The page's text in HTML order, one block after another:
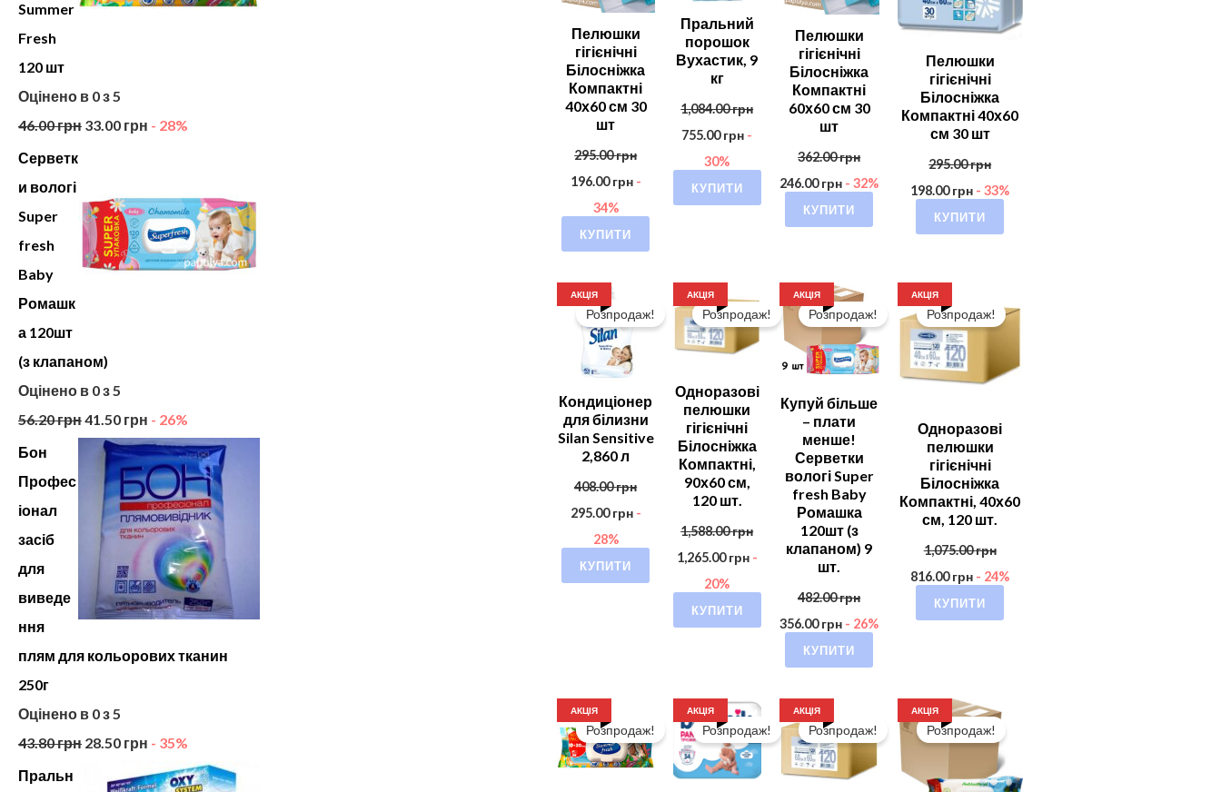
Summer
Fresh
120 шт
Оцінено в 0з 5
46.00грн 33.00 грн - 28%
Серветк
и вологі
Super
fresh
Baby
Ромашк
а 120шт
(з клапаном)
Оцінено в 0з 5
56.20грн41.50 грн - 26%
Бон
Профес
іонал
засіб
для
виведе
ння
плям для кольорових тканин
250г
Оцінено в 0з 5
43.80грн 28.50 грн - 35%
Пральн
Пелюшки
гігієнічні
Білосніжка
Компактні
40х60 см 30
шт
295.00грн
196.00грн-
34%
КУПИТИ
Пральний
порошок
Вухастик, 9
кг
1,084.00грн
755.00грн -
30%
КУПИТИ
Пелюшки
гігієнічні
Білосніжка
Компактні
60х60 см 30
шт
362.00грн
246.00грн - 32%
КУПИТИ
Пелюшки
гігієнічні
Білосніжка
Компактні 40х60
см 30 шт
295.00грн
198.00грн - 33%
КУПИТИ
АКЦІЯ
Розпродаж!
Кондиціонер
для білизни
Silan Sensitive
2,860 л
408.00грн
295.00грн-
28%
КУПИТИ
АКЦІЯ
Розпродаж!
Одноразові
пелюшки
гігієнічні
Білосніжка
Компактні,
90х60 см,
120 шт.
1,588.00грн
1,265.00грн-
20%
КУПИТИ
АКЦІЯ
Розпродаж!
Купуй більше
– плати
менше!
Серветки
вологі Super
fresh Baby
Ромашка
120шт (з
клапаном) 9
шт.
482.00грн
356.00грн - 26%
КУПИТИ
АКЦІЯ
Розпродаж!
Одноразові
пелюшки
гігієнічні
Білосніжка
Компактні, 40х60
см, 120 шт.
1,075.00грн
816.00грн - 24%
КУПИТИ
АКЦІЯ
Розпродаж!
АКЦІЯ
Розпродаж!
АКЦІЯ
Розпродаж!
АКЦІЯ
Розпродаж!